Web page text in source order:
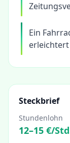
Ein
Steckbrief
Stundenlohn
12–15 €/